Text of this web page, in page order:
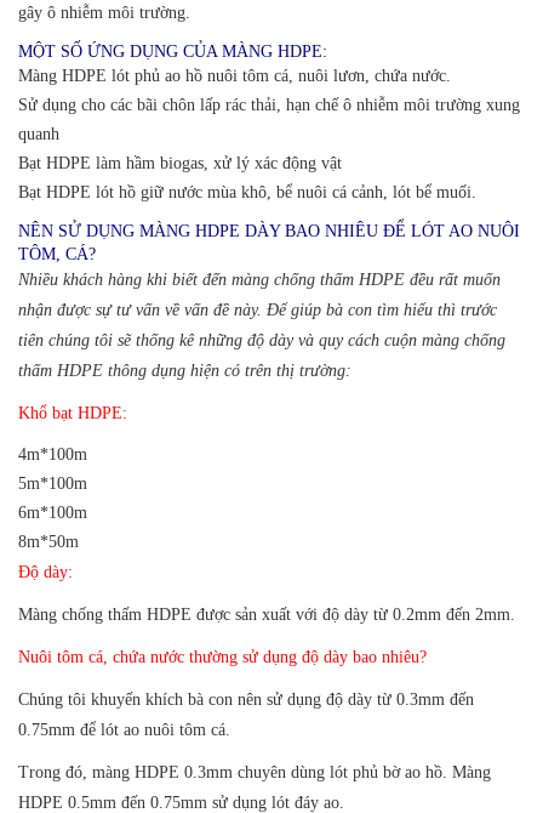
gây ô nhiễm môi trường.
MỘT SỐ ỨNG DỤNG CỦA MÀNG HDPE:
Màng HDPE lót phủ ao hồ nuôi tôm cá, nuôi lươn, chứa nước.
Sử dụng cho các bãi chôn lấp rác thải, hạn chế ô nhiễm môi trường xung
quanh
Bạt HDPE làm hầm biogas, xử lý xác động vật
Bạt HDPE lót hồ giữ nước mùa khô, bể nuôi cá cảnh, lót bể muối.
NÊN SỬ DỤNG MÀNG HDPE DÀY BAO NHIÊU ĐỂ LÓT AO NUÔI
TÔM, CÁ?
Nhiều khách hàng khi biết đến màng chống thấm HDPE đều rất muốn
nhận được sự tư vấn về vấn đề này. Để giúp bà con tìm hiểu thì trước
tiên chúng tôi sẽ thống kê những độ dày và quy cách cuộn màng chống
thấm HDPE thông dụng hiện có trên thị trường:
Khổ bạt HDPE:
4m*100m
5m*100m
6m*100m
8m*50m
Độ dày:
Màng chống thấm HDPE được sản xuất với độ dày từ 0.2mm đến 2mm.
Nuôi tôm cá, chứa nước thường sử dụng độ dày bao nhiêu?
Chúng tôi khuyến khích bà con nên sử dụng độ dày từ 0.3mm đến
0.75mm để lót ao nuôi tôm cá.
Trong đó, màng HDPE 0.3mm chuyên dùng lót phủ bờ ao hồ. Màng
HDPE 0.5mm đến 0.75mm sử dụng lót đáy ao.